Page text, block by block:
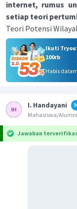
internet, rumus
setiap teori
Teori Potensi
Ikuti
100rb
Habis dalam
I. Handayani
Mahasiswa/
Jawaban